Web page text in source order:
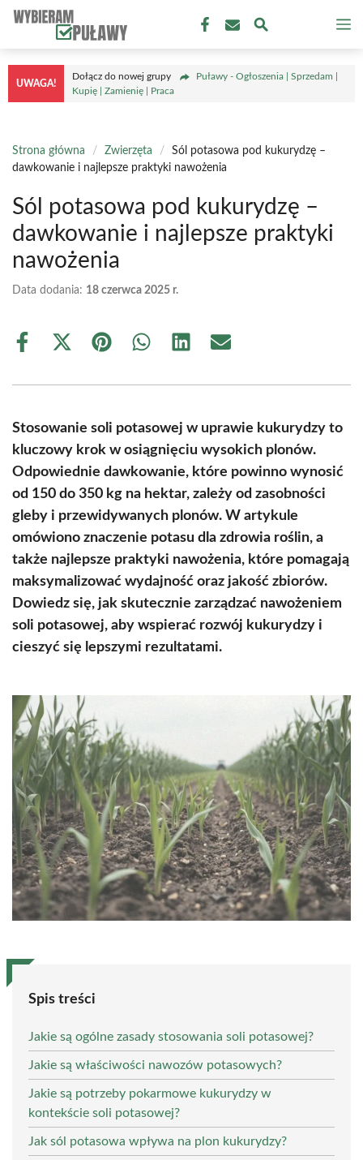
Przejdź
treści
UWAGA!
Dołącz do nowej grupy
Puławy - Ogłoszenia | Sprzedam |
Kupię | Zamienię | Praca
Strona główna / Zwierzęta /
Sól potasowa pod kukurydzę –
dawkowanie i najlepsze praktyki nawożenia
Sól potasowa pod kukurydzę –
dawkowanie i najlepsze praktyki
nawożenia
Data dodania: 18 czerwca 2025 r.
Share
Share
(Twitter)
Share Share Share Share
Stosowanie soli potasowej w uprawie kukurydzy to
kluczowy krok w osiągnięciu wysokich plonów.
Odpowiednie dawkowanie, które powinno wynosić
od 150 do 350 kg na hektar, zależy od zasobności
gleby i przewidywanych plonów. W artykule
omówiono znaczenie potasu dla zdrowia roślin, a
także najlepsze praktyki nawożenia, które pomagają
maksymalizować wydajność oraz jakość zbiorów.
Dowiedz się, jak skutecznie zarządzać nawożeniem
soli potasowej, aby wspierać rozwój kukurydzy i
cieszyć się lepszymi rezultatami.
Spis treści
Jakie są ogólne zasady stosowania soli potasowej?
Jakie są właściwości nawozów potasowych?
Jakie są potrzeby pokarmowe kukurydzy w
kontekście soli potasowej?
Jak sól potasowa wpływa na plon kukurydzy?